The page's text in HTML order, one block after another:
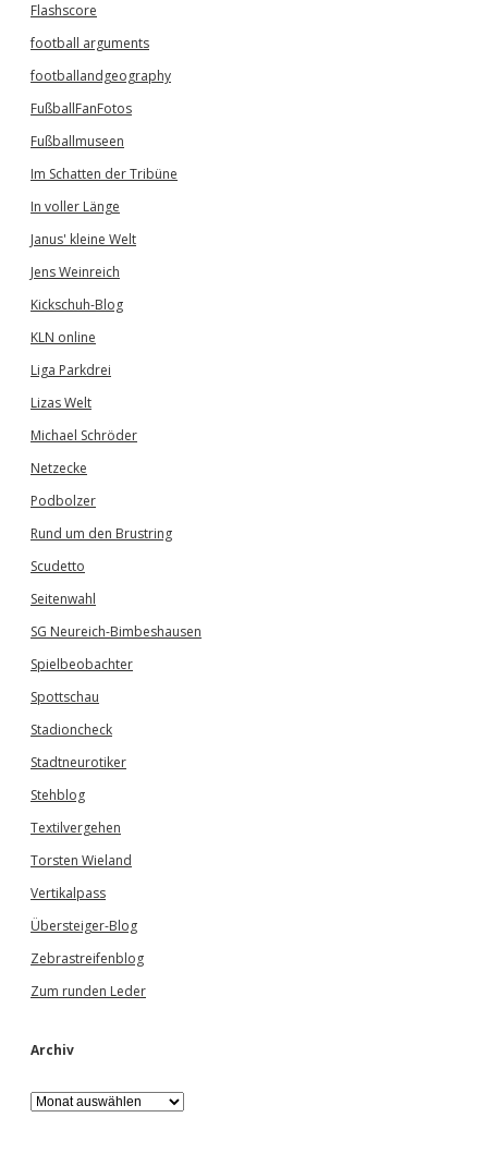
Flashscore
football arguments
footballandgeography
FußballFanFotos
Fußballmuseen
Im Schatten der Tribüne
In voller Länge
Janus' kleine Welt
Jens Weinreich
Kickschuh-Blog
KLN online
Liga Parkdrei
Lizas Welt
Michael Schröder
Netzecke
Podbolzer
Rund um den Brustring
Scudetto
Seitenwahl
SG Neureich-Bimbeshausen
Spielbeobachter
Spottschau
Stadioncheck
Stadtneurotiker
Stehblog
Textilvergehen
Torsten Wieland
Vertikalpass
Übersteiger-Blog
Zebrastreifenblog
Zum runden Leder
Archiv
A
r